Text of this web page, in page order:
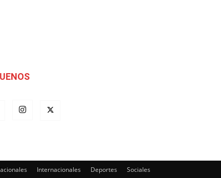
Internacionales Deportes Sociales